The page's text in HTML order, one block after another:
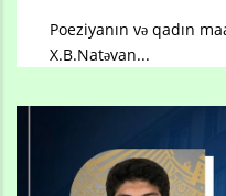
Poeziyanın və qadın
X.B.Natəvan...